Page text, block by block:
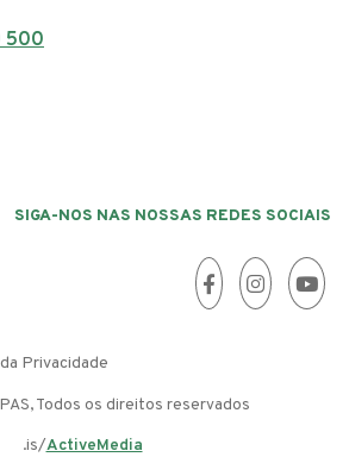
500
SIGA-NOS NAS NOSSAS REDES SOCIAIS
Privacidade
Todos os direitos reservados
.is/ActiveMedia